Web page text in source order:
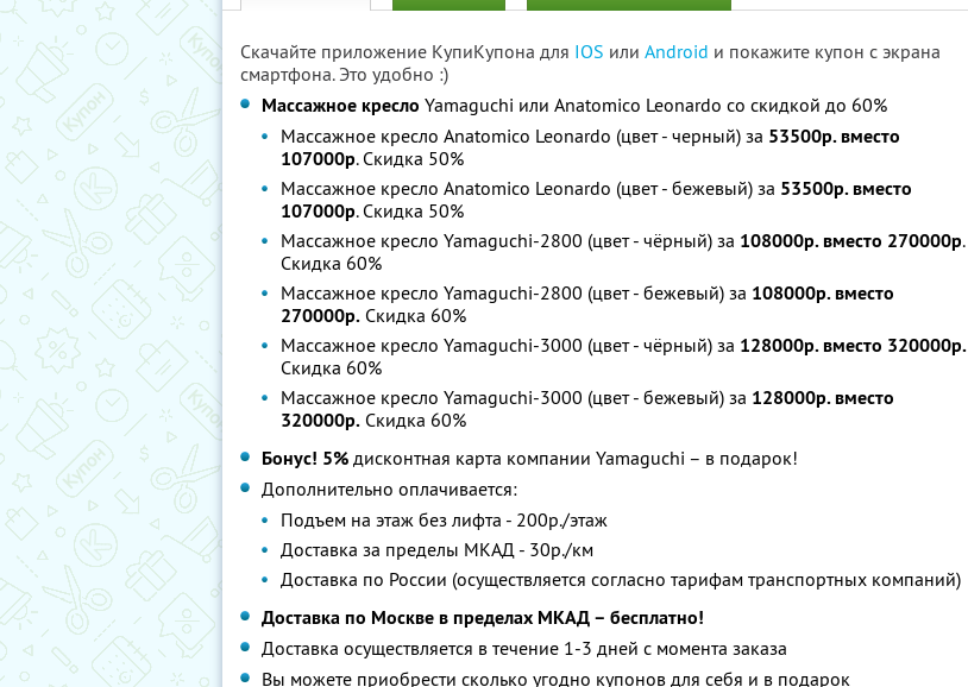
Скачайте приложение КупиКупона для IOS или Android и покажите купон с экрана
смартфона. Это удобно :)
Массажное кресло Yamaguchi или Anatomico Leonardo со скидкой до 60%
Массажное кресло Anatomico Leonardo (цвет - черный) за 53500р. вместо
107000р. Скидка 50%
Массажное кресло Anatomico Leonardo (цвет - бежевый) за 53500р. вместо
107000р. Скидка 50%
Массажное кресло Yamaguchi-2800 (цвет - чёрный) за 108000р. вместо 270000р.
Скидка 60%
Массажное кресло Yamaguchi-2800 (цвет - бежевый) за 108000р. вместо
270000р. Скидка 60%
Массажное кресло Yamaguchi-3000 (цвет - чёрный) за 128000р. вместо 320000р.
Скидка 60%
Массажное кресло Yamaguchi-3000 (цвет - бежевый) за 128000р. вместо
320000р. Скидка 60%
Бонус! 5% дисконтная карта компании Yamaguchi – в подарок!
Дополнительно оплачивается:
Подъем на этаж без лифта - 200р./этаж
Доставка за пределы МКАД - 30р./км
Доставка по России (осуществляется согласно тарифам транспортных компаний)
Доставка по Москве в пределах МКАД – бесплатно!
Доставка осуществляется в течение 1-3 дней с момента заказа
Вы можете приобрести сколько угодно купонов для себя и в подарок